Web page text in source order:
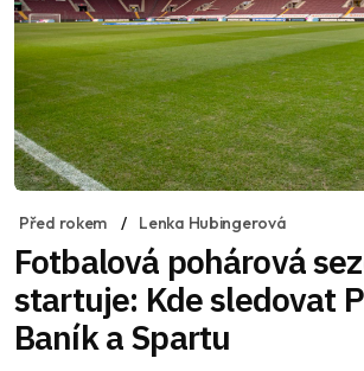
Před rokem Lenka Hubingerová
Fotbalová pohárová
startuje: Kde sledovat
Baník a Spartu